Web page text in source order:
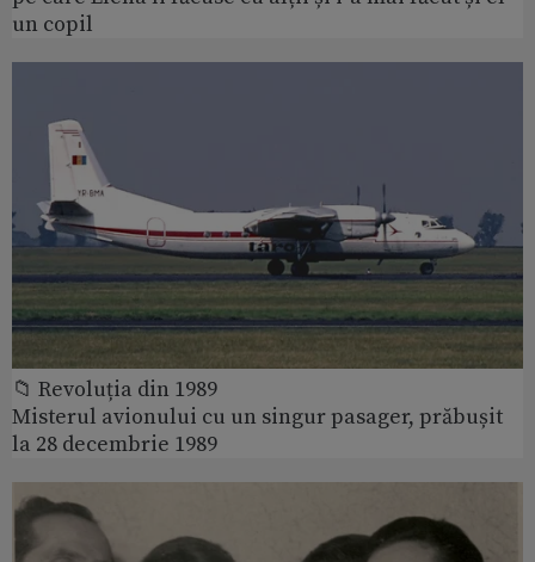
un copil
📁 Revoluția din 1989
Misterul avionului cu un singur pasager, prăbușit
la 28 decembrie 1989